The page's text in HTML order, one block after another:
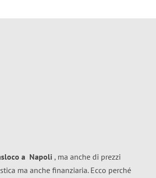
a Napoli , ma anche di prezzi
ma anche finanziaria. Ecco perché